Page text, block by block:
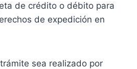
de crédito o débito para
de expedición en
sea realizado por